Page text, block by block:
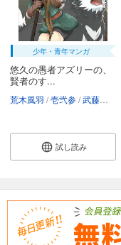
少年・青年マンガ
悠久の愚者アズリーの、
賢者のす...
荒木風羽 壱弐参 武藤此史
試し読み